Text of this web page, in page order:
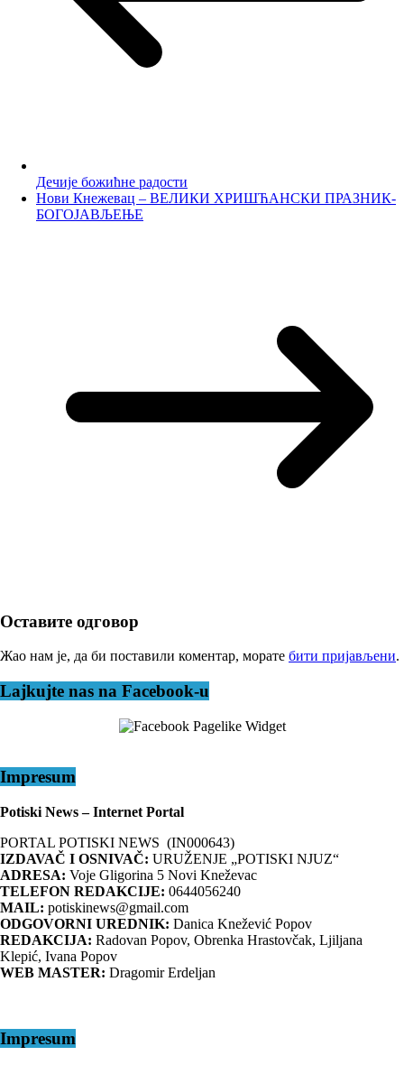
Дечије божићне радости
Нови Кнежевац – ВЕЛИКИ ХРИШЋАНСКИ ПРАЗНИК-
БОГОЈАВЉЕЊЕ
Оставите одговор
Жао нам је, да би поставили коментар, морате бити пријављени.
Lajkujte nas na Facebook-u
Impresum
Potiski News – Internet Portal
PORTAL POTISKI NEWS (IN000643)
IZDAVAČ I OSNIVAČ: URUŽENJE „POTISKI NJUZ“
ADRESA: Voje Gligorina 5 Novi Kneževac
TELEFON REDAKCIJE: 0644056240
MAIL: potiskinews@gmail.com
ODGOVORNI UREDNIK: Danica Knežević Popov
REDAKCIJA: Radovan Popov, Obrenka Hrastovčak, Ljiljana
Klepić, Ivana Popov
WEB MASTER: Dragomir Erdeljan
Impresum